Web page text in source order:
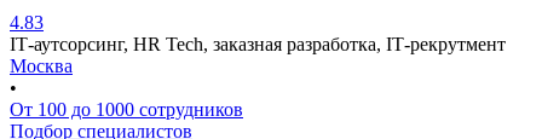
4.83
IТ-аутсорсинг, HR Tech, заказная разработка, IТ-рекрутмент
Москва
•
От 100 до 1000 сотрудников
Подбор специалистов